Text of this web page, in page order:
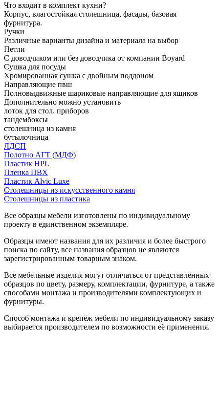
Что входит в комплект кухни?
Корпус, влагостойкая столешница, фасады, базовая
фурнитура.
Ручки
Различные варианты дизайна и материала на выбор
Петли
С доводчиком или без доводчика от компании Boyard
Сушка для посуды
Хромированная сушка с двойным поддоном
Направляющие пвш
Полновыдвижные шариковые направляющие для ящиков
Дополнительно можно установить
лоток для стол. приборов
тандембоксы
столешница из камня
бутылочница
ЛДСП
Полотно АГТ (МДФ)
Пластик HPL
Пленка ПВХ
Пластик Alvic Luxe
Столешницы из искусственного камня
Столешницы из пластика
Все образцы мебели изготовлены по индивидуальному
проекту в единственном экземпляре.
Образцы имеют названия для их различия и более быстрого
поиска по сайту, все названия образцов не являются
зарегистрированным товарным знаком.
Все мебельные изделия могут отличаться от представленных
образцов по цвету, размеру, комплектации, фурнитуре, а также
способами монтажа и производителями комплектующих и
фурнитуры.
Способ монтажа и крепёж мебели по индивидуальному заказу
выбирается производителем по возможности её применения.